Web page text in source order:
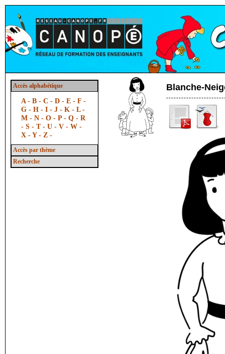
Accès alphabétique
A - B - C - D - E - F -
G - H - I - J - K - L -
M - N - O - P - Q - R
- S - T - U - V - W -
X -Y - Z -
Accès par thème
Recherche
Blanche-